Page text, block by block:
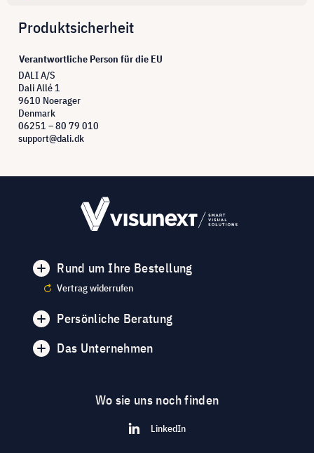
Produktsicherheit
Verantwortliche Person für die EU
DALI A/S
Dali Allé 1
9610 Noerager
Denmark
06251 – 80 79 010
support@dali.dk
Rund um Ihre Bestellung
Vertrag widerrufen
Persönliche Beratung
Das Unternehmen
Wo sie uns noch finden
LinkedIn